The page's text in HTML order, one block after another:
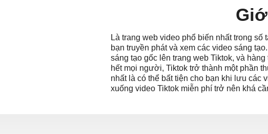
ਪੰਜਾਬੀ
اُردُو
తెలుగు
हिंदी
Là trang web video phổ biến nhất trong
bạn truyền phát và xem các video sáng
sáng tạo gốc lên trang web Tiktok, và
hết mọi người, Tiktok trở thành một phần
nhất là có thể bất tiện cho bạn khi lưu các
xuống video Tiktok miễn phí trở nên khá